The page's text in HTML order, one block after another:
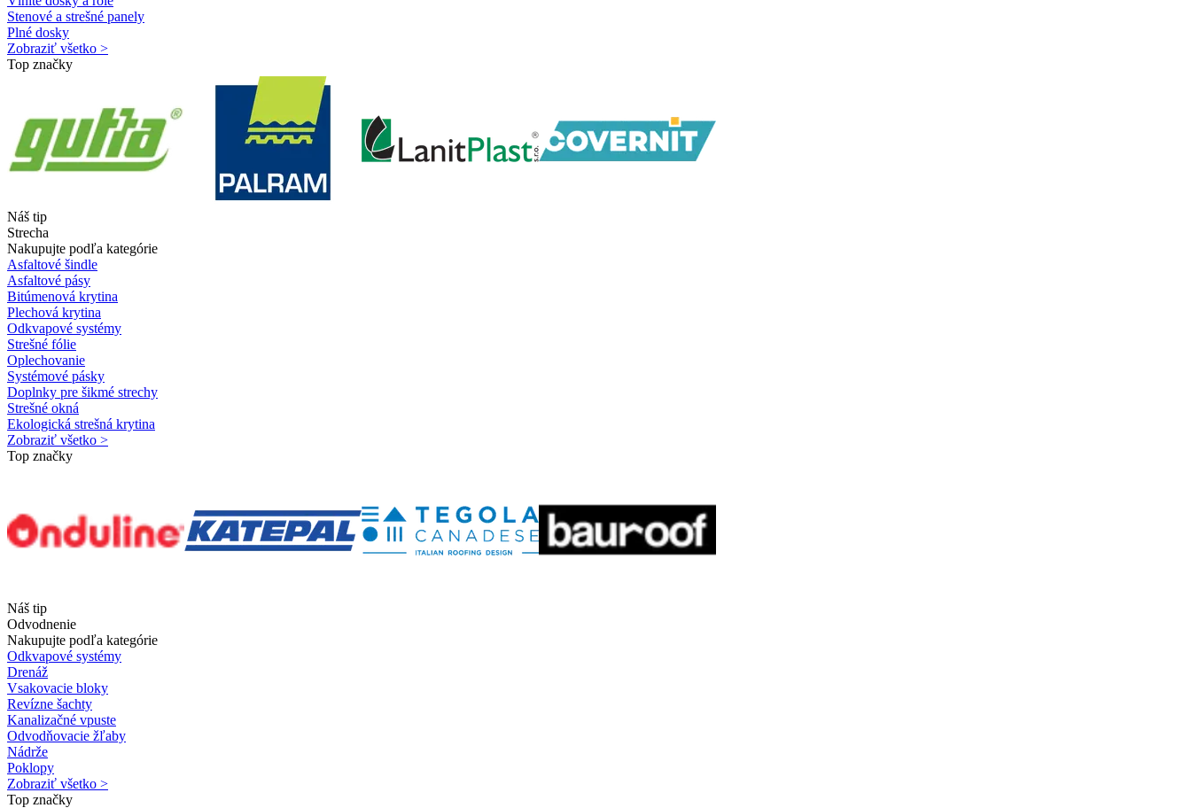
Stenové a strešné panely
Plné dosky
Zobraziť všetko >
Top značky
Náš tip
Strecha
Nakupujte podľa kategórie
Asfaltové šindle
Asfaltové pásy
Bitúmenová krytina
Plechová krytina
Odkvapové systémy
Strešné fólie
Oplechovanie
Systémové pásky
Doplnky pre šikmé strechy
Strešné okná
Ekologická strešná krytina
Zobraziť všetko >
Top značky
Náš tip
Odvodnenie
Nakupujte podľa kategórie
Odkvapové systémy
Drenáž
Vsakovacie bloky
Revízne šachty
Kanalizačné vpuste
Odvodňovacie žľaby
Nádrže
Poklopy
Zobraziť všetko >
Top značky